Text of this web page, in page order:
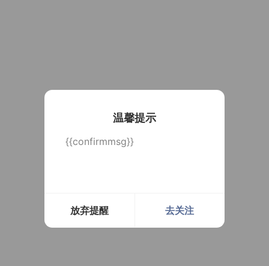
温馨提示
{{confirmmsg}}
放弃提醒 去关注